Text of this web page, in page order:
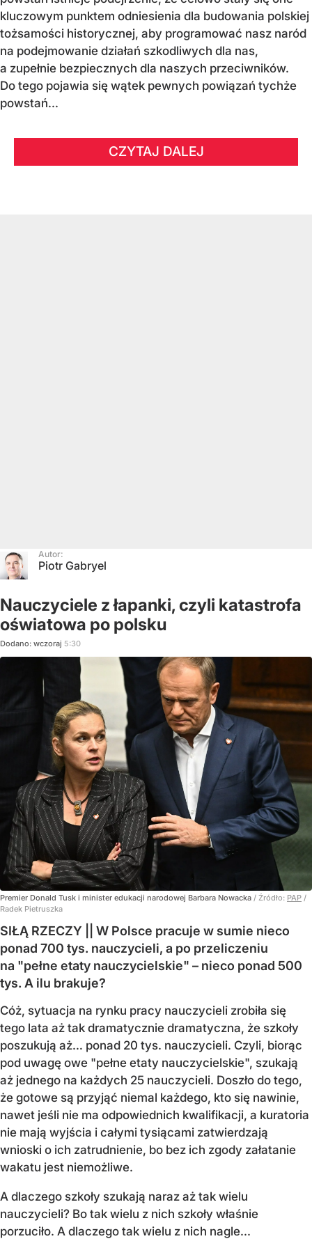
kluczowym punktem odniesienia dla budowania polskiej
tożsamości historycznej, aby programować nasz naród
na podejmowanie działań szkodliwych dla nas,
a zupełnie bezpiecznych dla naszych przeciwników.
Do tego pojawia się wątek pewnych powiązań tychże
powstań...
CZYTAJ DALEJ
Autor:
Piotr Gabryel
Nauczyciele z łapanki, czyli katastrofa
oświatowa po polsku
Dodano: wczoraj 5:30
Premier Donald Tusk i minister edukacji narodowej Barbara Nowacka / Źródło: PAP /
Radek Pietruszka
SIŁĄ RZECZY || W Polsce pracuje w sumie nieco
ponad 700 tys. nauczycieli, a po przeliczeniu
na "pełne etaty nauczycielskie" – nieco ponad 500
tys. A ilu brakuje?
Cóż, sytuacja na rynku pracy nauczycieli zrobiła się
tego lata aż tak dramatycznie dramatyczna, że szkoły
poszukują aż… ponad 20 tys. nauczycieli. Czyli, biorąc
pod uwagę owe "pełne etaty nauczycielskie", szukają
aż jednego na każdych 25 nauczycieli. Doszło do tego,
że gotowe są przyjąć niemal każdego, kto się nawinie,
nawet jeśli nie ma odpowiednich kwalifikacji, a kuratoria
nie mają wyjścia i całymi tysiącami zatwierdzają
wnioski o ich zatrudnienie, bo bez ich zgody załatanie
wakatu jest niemożliwe.
A dlaczego szkoły szukają naraz aż tak wielu
nauczycieli? Bo tak wielu z nich szkoły właśnie
porzuciło. A dlaczego tak wielu z nich nagle...